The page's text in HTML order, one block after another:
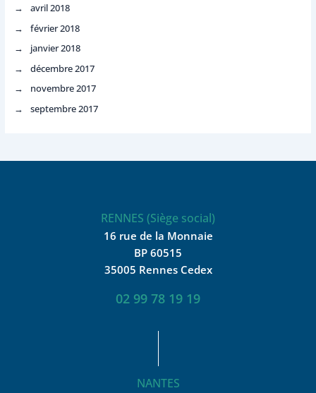
avril 2018
février 2018
janvier 2018
décembre 2017
novembre 2017
septembre 2017
RENNES (Siège social)
16 rue de la Monnaie
BP 60515
35005 Rennes Cedex
02 99 78 19 19
NANTES